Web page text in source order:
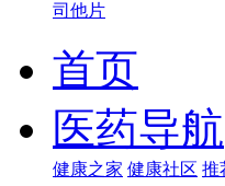
司他片
首页
医药导航
健康之家 健康社区 推